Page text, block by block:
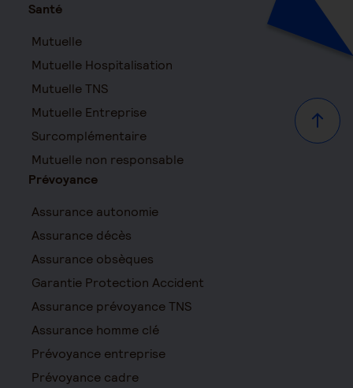
Haut
Santé
Mutuelle
Mutuelle Hospitalisation
Mutuelle TNS
Mutuelle Entreprise
Surcomplémentaire
Mutuelle non responsable
Prévoyance
Assurance autonomie
Assurance décès
Assurance obsèques
Garantie Protection Accident
Assurance prévoyance TNS
Assurance homme clé
Prévoyance entreprise
Prévoyance cadre